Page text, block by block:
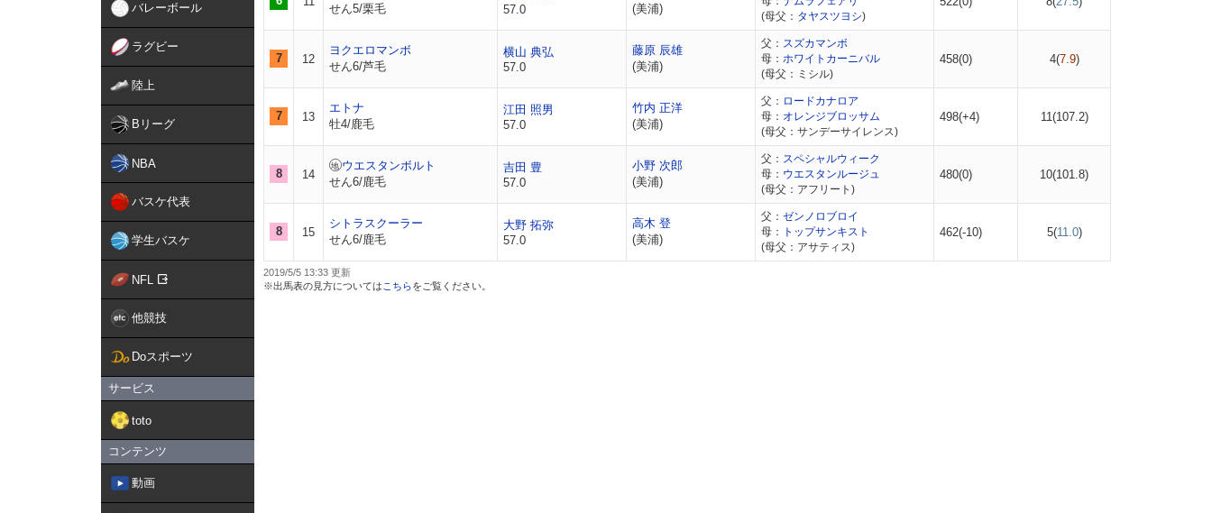
バレーボール
ラグビー
陸上
Bリーグ
NBA
バスケ代表
学生バスケ
NFL
他競技
Doスポーツ
サービス
toto
コンテンツ
動画
せん5/栗毛
57.0
(美浦)
(母父： タヤスツヨシ)
7 12
ヨクエロマンボ
せん6/芦毛
横山 典弘
57.0
藤原 辰雄
(美浦)
父： スズカマンボ
母： ホワイトカーニバル
(母父：ミシル)
458(0) 4(7.9)
7 13
エトナ
牡4/鹿毛
江田 照男
57.0
竹内 正洋
(美浦)
父： ロードカナロア
母： オレンジブロッサム
(母父：サンデーサイレンス)
498(+4) 11(107.2)
8 14
ウエスタンボルト
せん6/鹿毛
吉田 豊
57.0
小野 次郎
(美浦)
父： スペシャルウィーク
母： ウエスタンルージュ
(母父：アフリート)
480(0) 10(101.8)
8 15
シトラスクーラー
せん6/鹿毛
大野 拓弥
57.0
高木 登
(美浦)
父： ゼンノロブロイ
母：
トップサンキスト
(母父：アサティス)
462(-10) 5(11.0)
2019/5/5 13:33
※出馬表の見方については こちらをご覧ください。